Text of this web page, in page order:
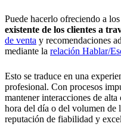
Puede hacerlo ofreciendo a los
existente de los clientes a
de venta y recomendaciones
mediante la relación Hablar/
Esto se traduce en una
profesional. Con procesos
mantener interacciones de
hora del día o del volumen de
reputación de fiabilidad y